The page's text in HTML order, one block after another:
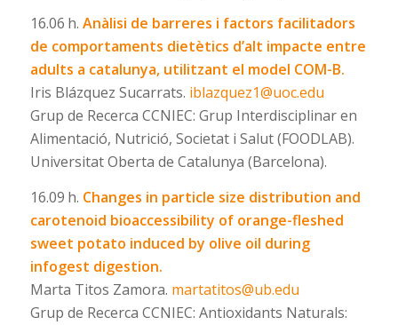
16.06 h. Anàlisi de barreres i factors facilitadors
de comportaments dietètics d’alt impacte entre
adults a catalunya, utilitzant el model COM-B.
Iris Blázquez Sucarrats. iblazquez1@uoc.edu
Grup de Recerca CCNIEC: Grup Interdisciplinar en
Alimentació, Nutrició, Societat i Salut (FOODLAB).
Universitat Oberta de Catalunya (Barcelona).
16.09 h. Changes in particle size distribution and
carotenoid bioaccessibility of orange-fleshed
sweet potato induced by olive oil during
infogest digestion.
Marta Titos Zamora. martatitos@ub.edu
Grup de Recerca CCNIEC: Antioxidants Naturals: